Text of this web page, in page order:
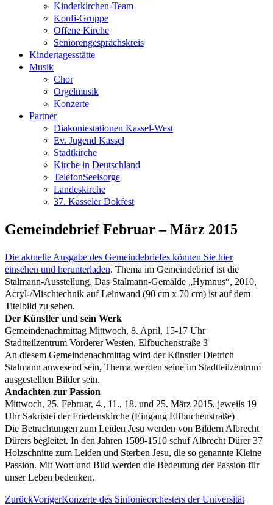
Kinderkirchen-Team
Konfi-Gruppe
Offene Kirche
Seniorengesprächskreis
Kindertagesstätte
Musik
Chor
Orgelmusik
Konzerte
Partner
Diakoniestationen Kassel-West
Ev. Jugend Kassel
Stadtkirche
Kirche in Deutschland
TelefonSeelsorge
Landeskirche
37. Kasseler Dokfest
Gemeindebrief Februar – März 2015
Die aktuelle Ausgabe des Gemeindebriefes können Sie hier
einsehen und herunterladen. Thema im Gemeindebrief ist die
Stalmann-Ausstellung. Das Stalmann-Gemälde „Hymnus“, 2010,
Acryl-/Mischtechnik auf Leinwand (90 cm x 70 cm) ist auf dem
Titelbild zu sehen.
Der Künstler und sein Werk
Gemeindenachmittag Mittwoch, 8. April, 15-17 Uhr
Stadtteilzentrum Vorderer Westen, Elfbuchenstraße 3
An diesem Gemeindenachmittag wird der Künstler Dietrich
Stalmann anwesend sein, Thema werden seine im Stadtteilzentrum
ausgestellten Bilder sein.
Andachten zur Passion
Mittwoch, 25. Februar, 4., 11., 18. und 25. März 2015, jeweils 19
Uhr Sakristei der Friedenskirche (Eingang Elfbuchenstraße)
Die Betrachtungen zum Leiden Jesu werden von Bildern Albrecht
Dürers begleitet. In den Jahren 1509-1510 schuf Albrecht Dürer 37
Holzschnitte zum Leiden und Sterben Jesu, die so genannte Kleine
Passion. Mit Wort und Bild werden die Bedeutung der Passion für
unser Leben bedenken.
ZurückVorigerKonzerte des Sinfonieorchesters der Universität